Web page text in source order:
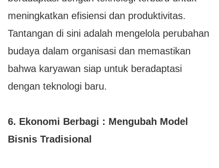
meningkatkan efisiensi dan produktivitas.
Tantangan di sini adalah mengelola perubahan
budaya dalam organisasi dan memastikan
bahwa karyawan siap untuk beradaptasi
dengan teknologi baru.
6. Ekonomi Berbagi : Mengubah Model
Bisnis Tradisional